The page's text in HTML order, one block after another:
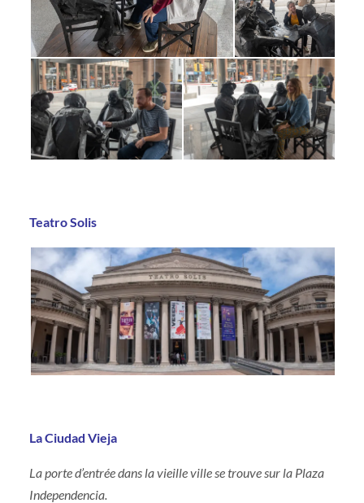
Teatro Solis
La Ciudad Vieja
La porte d’entrée dans la vieille ville se trouve sur la Plaza
Independencia.